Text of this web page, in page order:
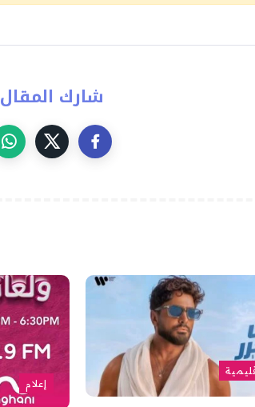
شارك المقال
إعلام